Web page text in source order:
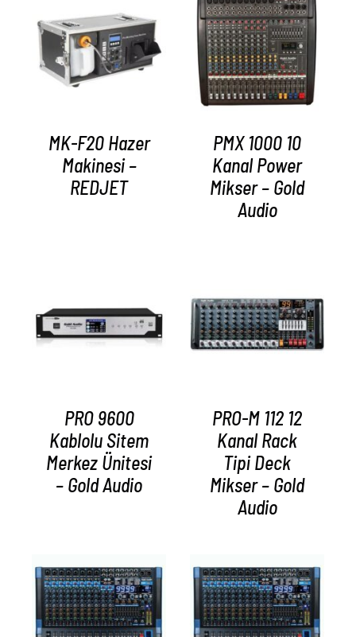
AYRINTILAR
MK-F20 Hazer
Makinesi –
REDJET
AYRINTILAR
PMX 1000 10
Kanal Power
Mikser – Gold
Audio
AYRINTILAR
PRO 9600
Kablolu Sitem
Merkez Ünitesi
– Gold Audio
AYRINTILAR
PRO-M 112 12
Kanal Rack
Tipi Deck
Mikser – Gold
Audio
AYRINTILAR AYRINTILAR